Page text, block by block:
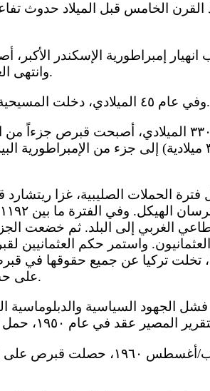
وانتهى العهد الإغريقي بدخول الرومان إليها في عام ٥٨ قبل الميلاد.
15- وفي عام ٤٥ الميلادي، دخلت المسيحية إلى قبرص على يد الحواريين بولس وبرنابا القبرصي.
بعد (٣٩٥ ميلادية) إلى جزء من
١٩٢٣، تخلت تركيا عن جميع حقوقها في
على حسب ما أعلنته الحكومة البريطانية من قبل، في عام ١٩١٤.